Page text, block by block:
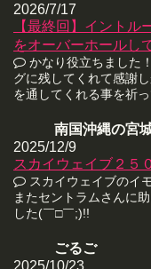
2026/7/17
【最終回】イント
をオーバーホールし
かなり役立ちました
グに残してくれて感謝
を通してくれる事を祈っ
南国沖縄の宮
2025/12/9
スカイウェイブ２５
スカイウェイブのイ
またセントラムさんに
した(￣□￣;)!!
ごるご
2025/10/23